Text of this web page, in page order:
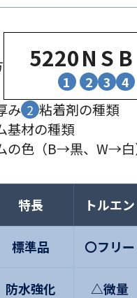
5220
1
N
2
S
3
B
4
み 2 粘着剤の種類
基材の種類
の色（B→黒、W→白
特長 トルエン
標準品 〇フリー
防水強化 △微量